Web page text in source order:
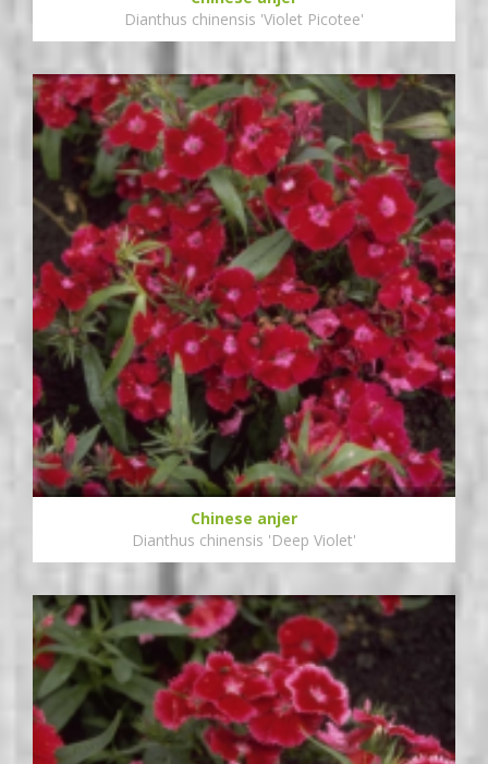
Dianthus chinensis 'Violet Picotee'
Chinese anjer
Dianthus chinensis 'Deep Violet'